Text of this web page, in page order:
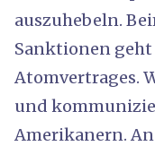
auszuhebeln.
Sanktionen geht
Atomvertrages.
und
Amerikanern.